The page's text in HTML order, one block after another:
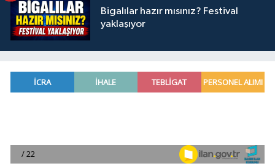
Bigalılar hazır mısınız? Festival
yaklaşıyor